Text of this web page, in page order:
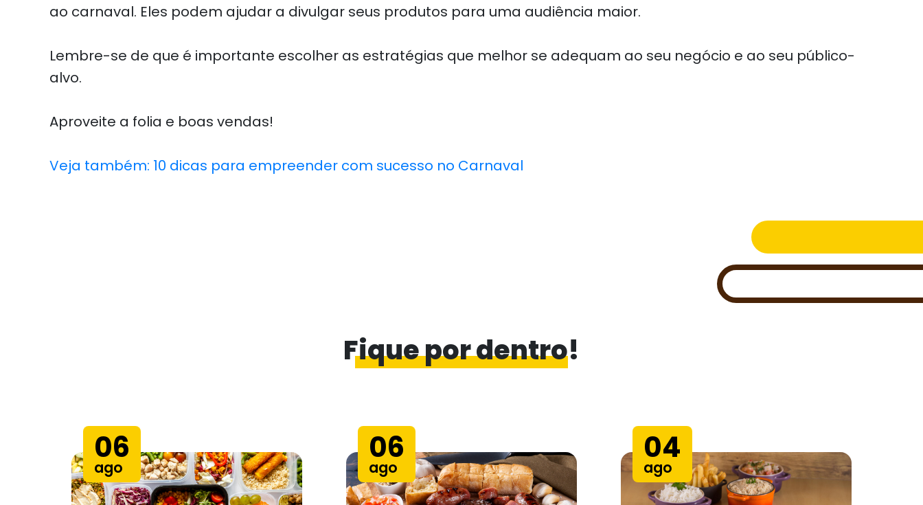
ao carnaval. Eles podem ajudar a divulgar seus produtos para uma audiência maior.
Lembre-se de que é importante escolher as estratégias que melhor se adequam ao seu negócio e ao seu público-
alvo.
Aproveite a folia e boas vendas!
Veja também: 10 dicas para empreender com sucesso no Carnaval
Fique por dentro!
06
ago
06
ago
04
ago